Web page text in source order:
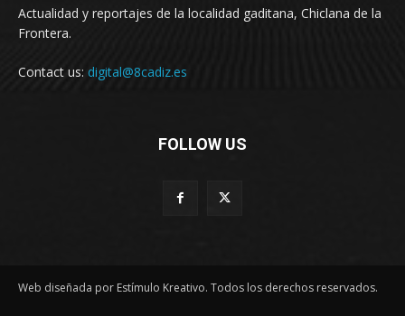
Actualidad y reportajes de la localidad gaditana, Chiclana de la
Frontera.
Contact us: digital@8cadiz.es
FOLLOW US
Web diseñada por Estímulo Kreativo. Todos los derechos reservados.